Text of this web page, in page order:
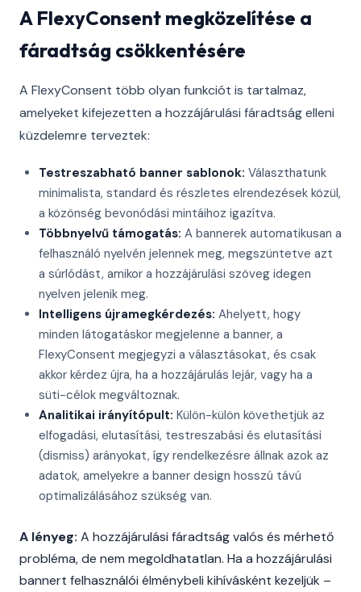
A FlexyConsent megközelítése a
fáradtság csökkentésére
A FlexyConsent több olyan funkciót is tartalmaz,
amelyeket kifejezetten a hozzájárulási fáradtság elleni
küzdelemre terveztek:
Testreszabható banner sablonok: Választhatunk
minimalista, standard és részletes elrendezések közül,
a közönség bevonódási mintáihoz igazítva.
Többnyelvű támogatás: A bannerek automatikusan a
felhasználó nyelvén jelennek meg, megszüntetve azt
a súrlódást, amikor a hozzájárulási szöveg idegen
nyelven jelenik meg.
Intelligens újramegkérdezés: Ahelyett, hogy
minden látogatáskor megjelenne a banner, a
FlexyConsent megjegyzi a választásokat, és csak
akkor kérdez újra, ha a hozzájárulás lejár, vagy ha a
süti-célok megváltoznak.
Analitikai irányítópult: Külön-külön követhetjük az
elfogadási, elutasítási, testreszabási és elutasítási
(dismiss) arányokat, így rendelkezésre állnak azok az
adatok, amelyekre a banner design hosszú távú
optimalizálásához szükség van.
A lényeg: A hozzájárulási fáradtság valós és mérhető
probléma, de nem megoldhatatlan. Ha a hozzájárulási
bannert felhasználói élménybeli kihívásként kezeljük –